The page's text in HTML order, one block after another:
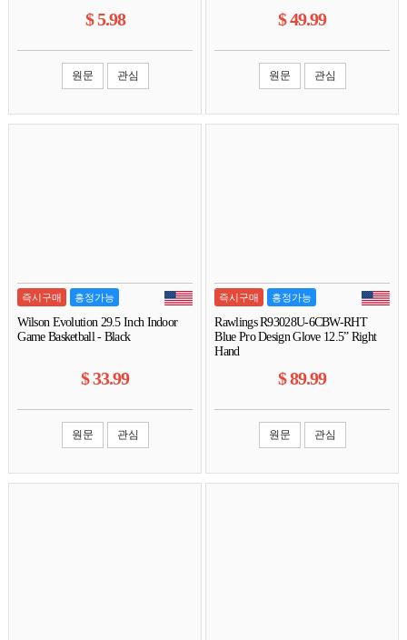
$5.98
원문 관심
$49.99
원문 관심
즉시구매 흥정가능
Wilson Evolution 29.5 Inch Indoor
Game Basketball - Black
$33.99
원문 관심
즉시구매 흥정가능
Rawlings R93028U-6CBW-RHT
Blue Pro Design Glove 12.5” Right
Hand
$89.99
원문 관심